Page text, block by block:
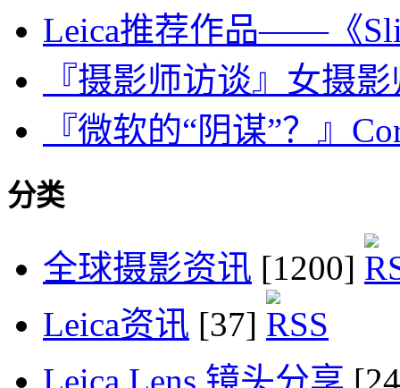
Leica推荐作品——《
『摄影师访谈』女摄
『微软的“阴谋”？』
分类
全球摄影资讯 [1200]
Leica资讯 [37]